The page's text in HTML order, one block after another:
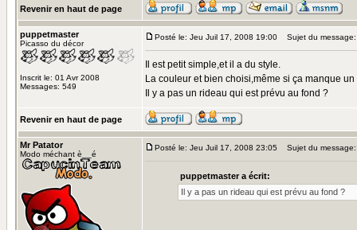
Revenir en haut de page
puppetmaster
Picasso du décor
Inscrit le: 01 Avr 2008
Messages: 549
Posté le: Jeu Juil 17, 2008 19:00 Sujet du message:
Il est petit simple,et il a du style.
La couleur et bien choisi,même si ça manque
Il y a pas un rideau qui est prévu au fond ?
Revenir en haut de page
Mr Patator
Modo méchant è__é
Posté le: Jeu Juil 17, 2008 23:05 Sujet du message:
puppetmaster a écrit:
Il y a pas un rideau qui est prévu au fond ?